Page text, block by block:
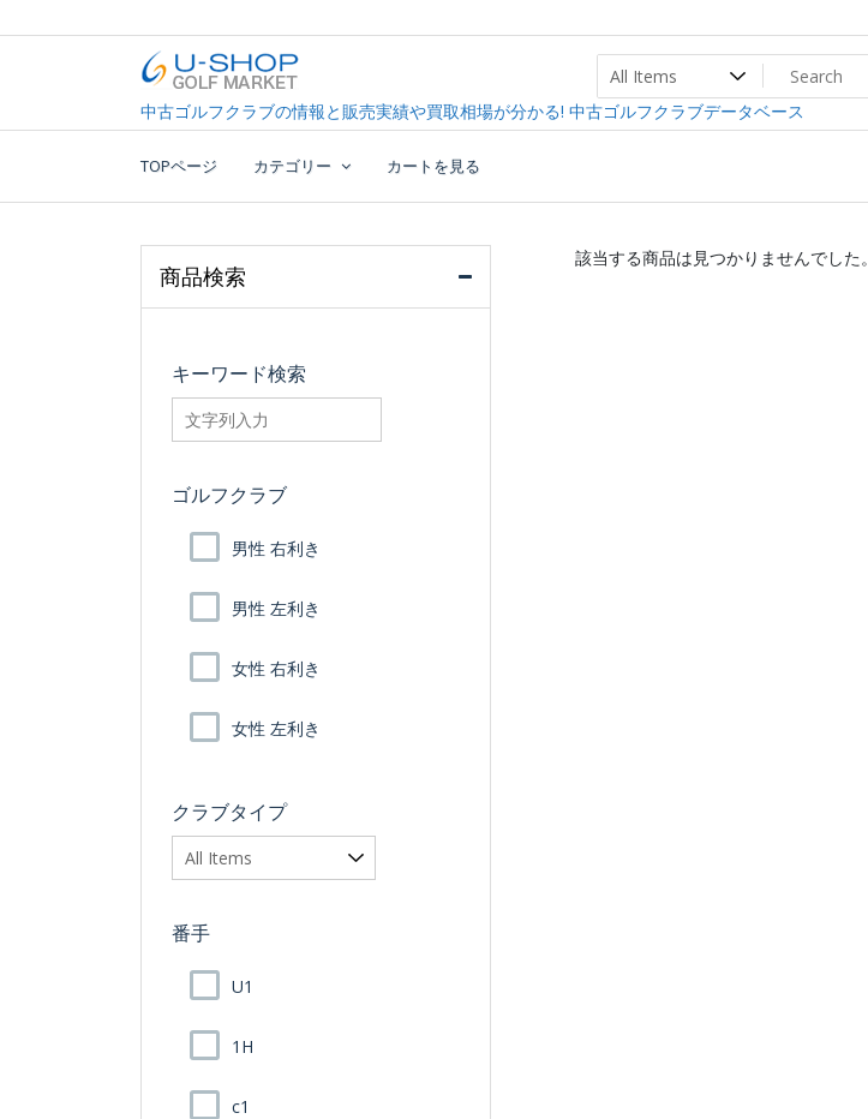
to
U-SHOP Golf Market dev
中古ゴルフクラブ最大級！U-SHOPゴルフマーケット
中古ゴルフクラブの情報と販売実績や買取相場が分かる! 中古ゴルフクラブデータベース
TOPページ カテゴリー カートを見る
該当する商品は見つかりませんでした。
商品検索
キーワード検索
searchfilter_pro
ゴルフクラブ
男性 右利き
男性 左利き
女性 右利き
女性 左利き
クラブタイプ
番手
U1
1H
c1